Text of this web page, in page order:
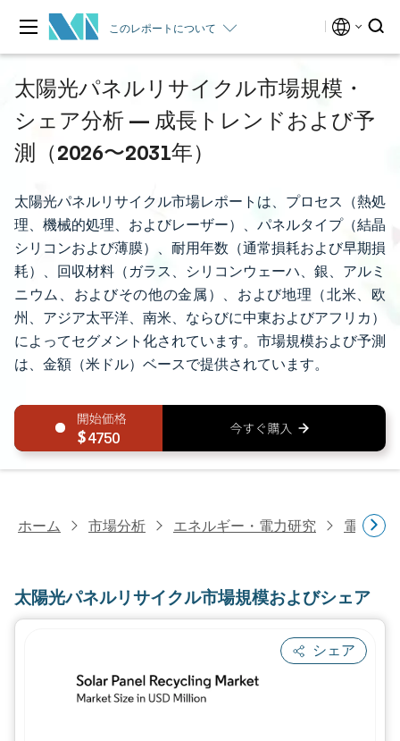
このレポートについて
太陽光パネルリサイクル市場規模・
シェア分析 — 成長トレンドおよび予
測（2026〜2031年）
太陽光パネルリサイクル市場レポートは、プロセス（熱処
理、機械的処理、およびレーザー）、パネルタイプ（結晶
シリコンおよび薄膜）、耐用年数（通常損耗および早期損
耗）、回収材料（ガラス、シリコンウェーハ、銀、アルミ
ニウム、およびその他の金属）、および地理（北米、欧
州、アジア太平洋、南米、ならびに中東およびアフリカ）
によってセグメント化されています。市場規模および予測
は、金額（米ドル）ベースで提供されています。
4750
ホーム 市場分析 エネルギー・電力研究 電力研究
太陽光パネルリサイクル市場規模およびシェア
シェア